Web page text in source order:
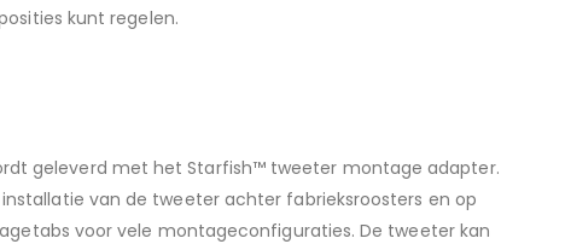
kunt regelen.
geleverd met het Starfish™ tweeter montage adapter.
van de tweeter achter fabrieksroosters en op
voor vele montageconfiguraties. De tweeter kan